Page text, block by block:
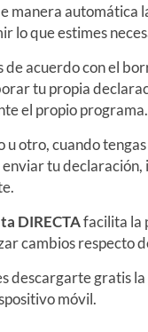
manera automática
lo que estimes
de acuerdo con el
tu propia
el propio programa.
u otro, cuando
tu declaración,
DIRECTAfacilita la
cambios respecto
descargarte gratis la
móvil.